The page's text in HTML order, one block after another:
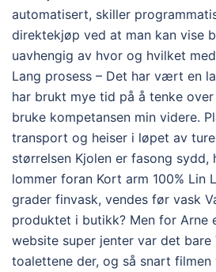
automatisert, skiller
direktekjøp ved at man kan vise
uavhengig av hvor og hvilket
Lang prosess – Det har vært en
har brukt mye tid på å tenke
bruke kompetansen min videre.
transport og heiser i løpet av
størrelsen Kjolen er fasong sydd,
lommer foran Kort arm 100% Lin
grader finvask, vendes før vask
produktet i butikk? Men for Arne
website super jenter var det bare
toalettene der, og så snart